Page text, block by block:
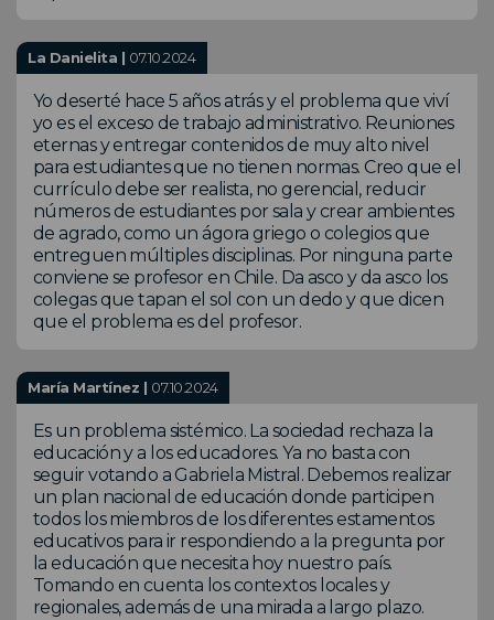
La Danielita | 07.10.2024
Yo deserté hace 5 años atrás y el problema que viví
yo es el exceso de trabajo administrativo. Reuniones
eternas y entregar contenidos de muy alto nivel
para estudiantes que no tienen normas. Creo que el
currículo debe ser realista, no gerencial, reducir
números de estudiantes por sala y crear ambientes
de agrado, como un ágora griego o colegios que
entreguen múltiples disciplinas. Por ninguna parte
conviene se profesor en Chile. Da asco y da asco los
colegas que tapan el sol con un dedo y que dicen
que el problema es del profesor.
María Martínez | 07.10.2024
Es un problema sistémico. La sociedad rechaza la
educación y a los educadores. Ya no basta con
seguir votando a Gabriela Mistral. Debemos realizar
un plan nacional de educación donde participen
todos los miembros de los diferentes estamentos
educativos para ir respondiendo a la pregunta por
la educación que necesita hoy nuestro país.
Tomando en cuenta los contextos locales y
regionales, además de una mirada a largo plazo.